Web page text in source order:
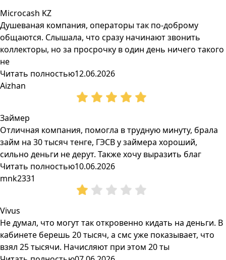
Microcash KZ
Душеваная компания, операторы так по-доброму
общаются. Слышала, что сразу начинают звонить
коллекторы, но за просрочку в один день ничего такого
не
Читать полностью12.06.2026
Aizhan
Займер
Отличная компания, помогла в трудную минуту, брала
займ на 30 тысяч тенге, ГЭСВ у займера хороший,
сильно деньги не дерут. Также хочу выразить благ
Читать полностью10.06.2026
mnk2331
Vivus
Не думал, что могут так откровенно кидать на деньги. В
кабинете берешь 20 тысяч, а смс уже показывает, что
взял 25 тысячи. Начисляют при этом 20 ты